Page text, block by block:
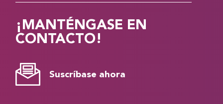
¡MANTÉNGASE EN
CONTACTO!
Suscríbase ahora